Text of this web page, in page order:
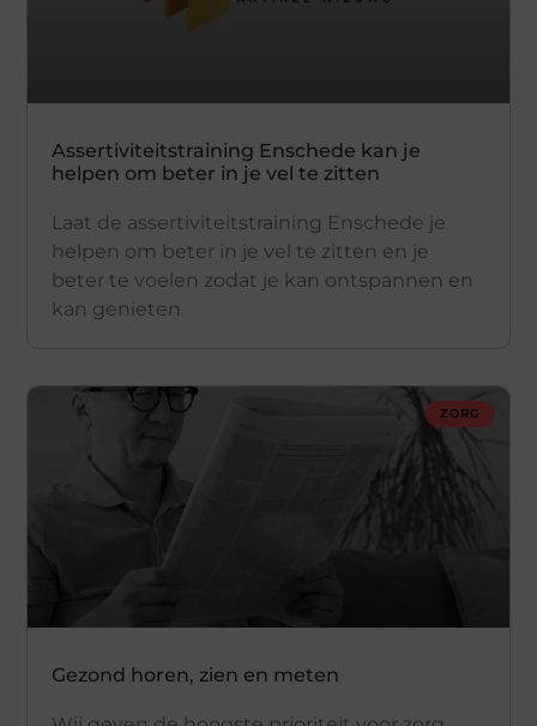
Assertiviteitstraining Enschede kan je
helpen om beter in je vel te zitten
Laat de assertiviteitstraining Enschede je
helpen om beter in je vel te zitten en je
beter te voelen zodat je kan ontspannen en
kan genieten
ZORG
Gezond horen, zien en meten